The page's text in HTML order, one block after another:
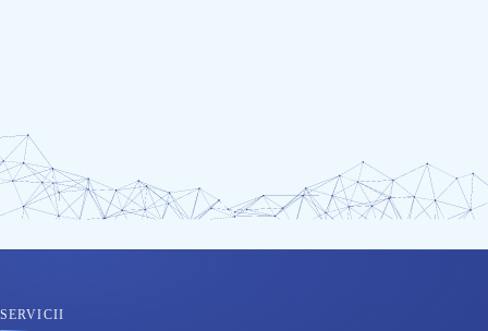
SERVICII